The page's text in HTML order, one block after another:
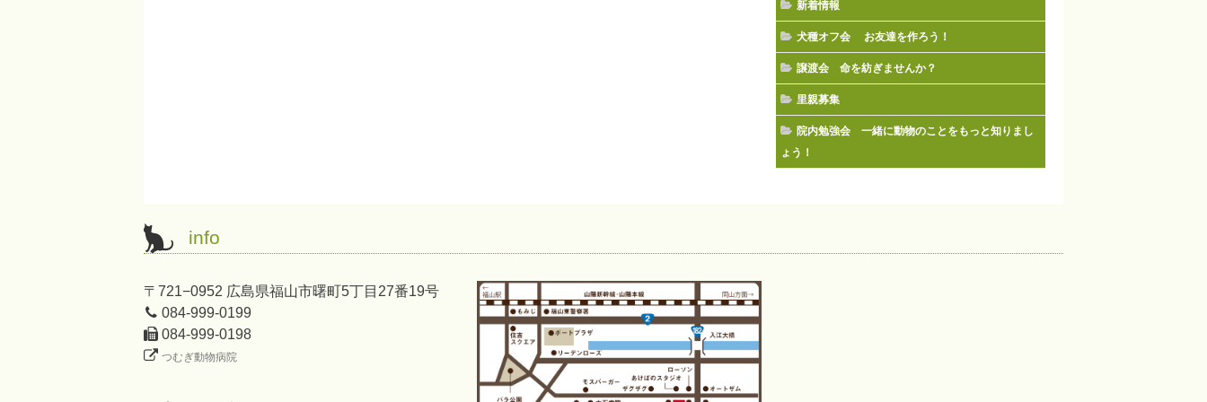
新着情報
犬種オフ会 お友達を作ろう！
譲渡会 命を紡ぎませんか？
里親募集
院内勉強会 一緒に動物のことをもっと知りまし
ょう！
info
〒721−0952 広島県福山市曙町5丁目27番19号
084-999-0199
084-999-0198
つむぎ動物病院